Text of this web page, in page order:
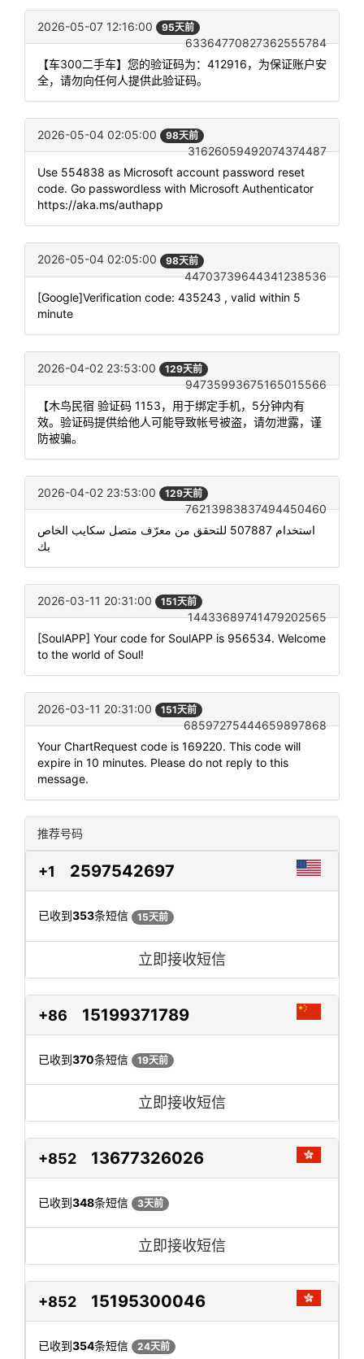
2026-05-07 12:16:00 95天前
63364770827362555784
【车300二手车】您的验证码为：412916，为保证账户安
全，请勿向任何人提供此验证码。
2026-05-04 02:05:00 98天前
31626059492074374487
Use 554838 as Microsoft account password reset
code. Go passwordless with Microsoft Authenticator
https://aka.ms/authapp
2026-05-04 02:05:00 98天前
44703739644341238536
[Google]Verification code: 435243 , valid within 5
minute
2026-04-02 23:53:00 129天前
94735993675165015566
【木鸟民宿 验证码 1153，用于绑定手机，5分钟内有
效。验证码提供给他人可能导致帐号被盗，请勿泄露，谨
防被骗。
2026-04-02 23:53:00 129天前
76213983837494450460
استخدام 507887 للتحقق من معرّف متصل سكايب الخاص
بك
2026-03-11 20:31:00 151天前
14433689741479202565
[SoulAPP] Your code for SoulAPP is 956534. Welcome
to the world of Soul!
2026-03-11 20:31:00 151天前
68597275444659897868
Your ChartRequest code is 169220. This code will
expire in 10 minutes. Please do not reply to this
message.
推荐号码
+1 2597542697
已收到353条短信 15天前
立即接收短信
+86 15199371789
已收到370条短信 19天前
立即接收短信
+852 13677326026
已收到348条短信 3天前
立即接收短信
+852 15195300046
已收到354条短信 24天前